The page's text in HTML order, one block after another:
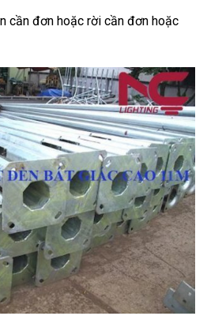
cần đơn hoặc rời cần đơn hoặc